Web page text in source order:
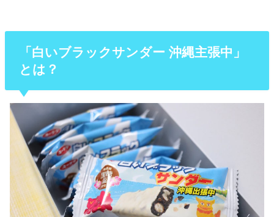
「白いブラックサンダー 沖縄主張中」
とは？